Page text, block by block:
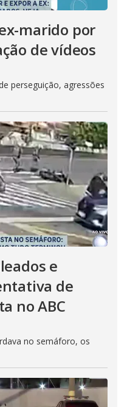
marido por
de vídeos
perseguição, agressões
e
de
no ABC
no semáforo, os